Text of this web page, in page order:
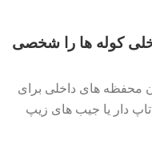
کوله ها را شخصی
محفظه های داخلی برای
دار یا جیب های زیپ